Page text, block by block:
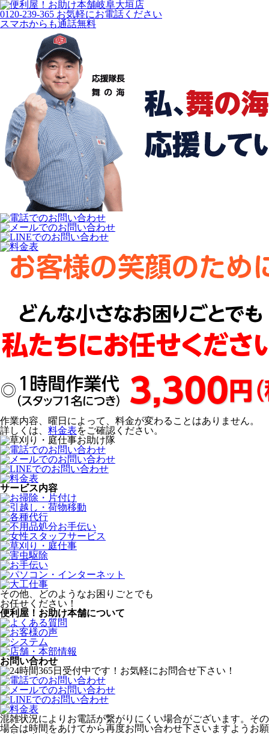
岐阜大垣店
0120-239-365 お気軽にお電話ください
スマホからも通話無料
作業内容、曜日によって、料金が変わることはありません。
詳しくは、 料金表をご確認ください。
サービス内容
その他、どのようなお困りごとでも
お任せください！
便利屋！お助け本舗について
お問い合わせ
混雑状況によりお電話が繋がりにくい場合がございます。その
場合は時間をあけてから再度お問い合わせ下さいますようお願